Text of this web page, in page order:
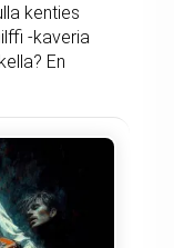
kenties
-kaveria
En